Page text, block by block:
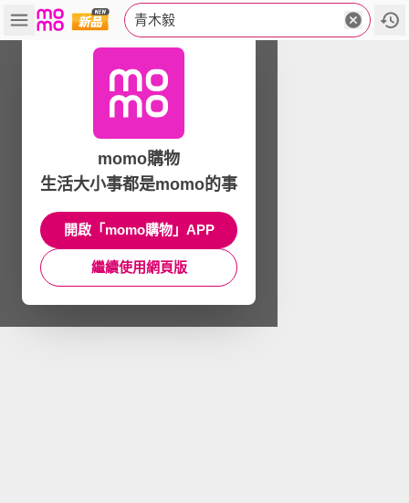
青木毅
momo購物
生活大小事都是momo的事
開啟「momo購物」APP
繼續使用網頁版